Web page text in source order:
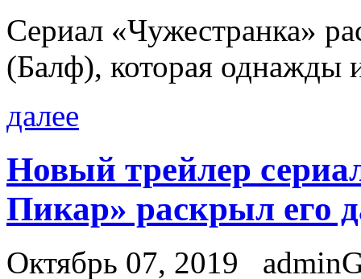
Сериал «Чужестранка»
(Балф), которая однажды
далее
Новый трейлер
Пикар» раскрыл его
Октябрь 07, 2019